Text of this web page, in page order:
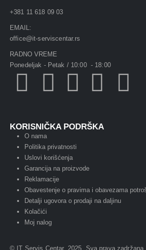
+381 11 618 09 03
EMAIL:
office@it-serviscentar.rs
RADNO VREME
Ponedeljak - Petak / 10:00 - 18:00
KORISNIČKA PODRŠKA
O nama
Politika privatnosti
Uslovi korišćenja
Garancija na proizvode
Reklamacije
Obavestenje o pravima i obavezama
Detalji ugovora o prodaji na daljinu
Kolačići
Moj nalog
© IT Servis Centar. 2025. Sva prava zadržana